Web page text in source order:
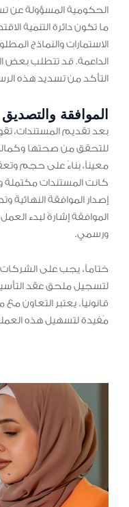
الحكومية المسؤولة عن
ما تكون دائرة التنمية
الاستمارات والنماذج
الداعمة. قد تتطلب بعض
التأكد من تسديد هذه
الموافقة والتصديق
بعد تقديم المستندات،
للتحقق من صحتها
معيناً، بناءً على حجم
كانت المستندات مكتملة
إصدار الموافقة
الموافقة إشارةً لبدء
ورسمي.
ختاماً، يجب على الشركات
لتسجيل ملحق عقد
قانونياً. يعتبر
مُفيدة لتسهيل هذه